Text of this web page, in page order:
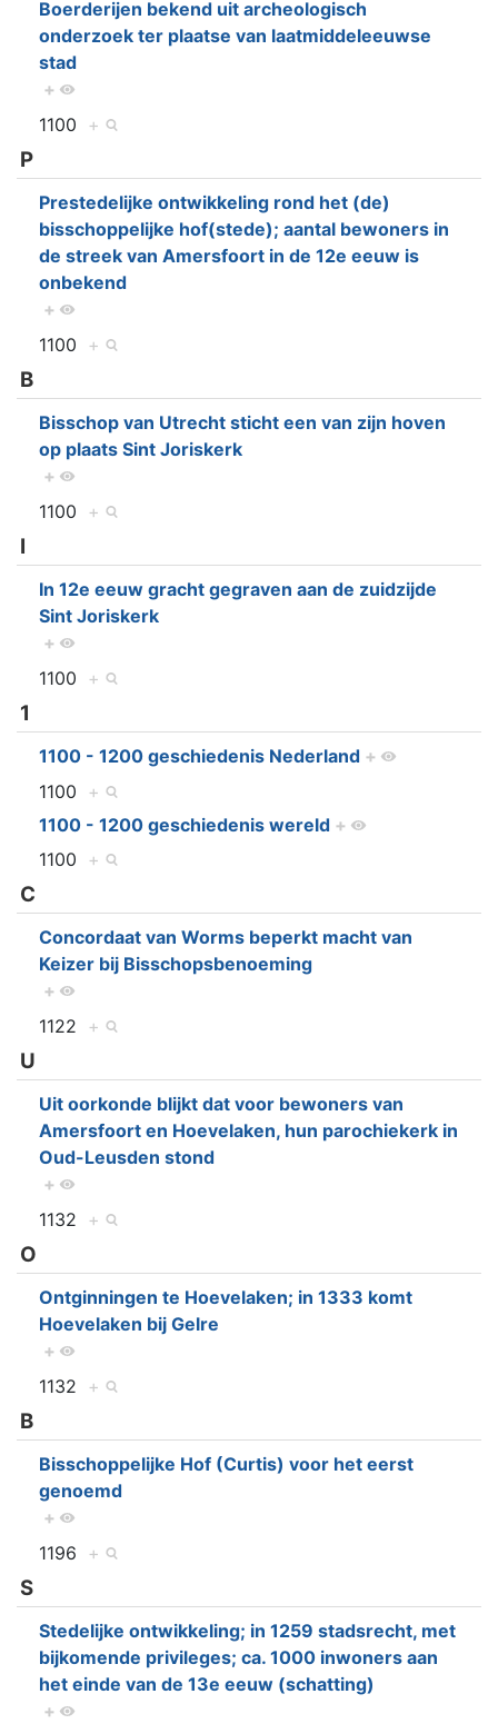
Boerderijen bekend uit archeologisch
onderzoek ter plaatse van laatmiddeleeuwse
stad
+
1100 +
P
Prestedelijke ontwikkeling rond het (de)
bisschoppelijke hof(stede); aantal bewoners in
de streek van Amersfoort in de 12e eeuw is
onbekend
+
1100 +
B
Bisschop van Utrecht sticht een van zijn hoven
op plaats Sint Joriskerk
+
1100 +
I
In 12e eeuw gracht gegraven aan de zuidzijde
Sint Joriskerk
+
1100 +
1
1100 - 1200 geschiedenis Nederland +
1100 +
1100 - 1200 geschiedenis wereld +
1100 +
C
Concordaat van Worms beperkt macht van
Keizer bij Bisschopsbenoeming
+
1122 +
U
Uit oorkonde blijkt dat voor bewoners van
Amersfoort en Hoevelaken, hun parochiekerk in
Oud-Leusden stond
+
1132 +
O
Ontginningen te Hoevelaken; in 1333 komt
Hoevelaken bij Gelre
+
1132 +
B
Bisschoppelijke Hof (Curtis) voor het eerst
genoemd
+
1196 +
S
Stedelijke ontwikkeling; in 1259 stadsrecht, met
bijkomende privileges; ca. 1000 inwoners aan
het einde van de 13e eeuw (schatting)
+